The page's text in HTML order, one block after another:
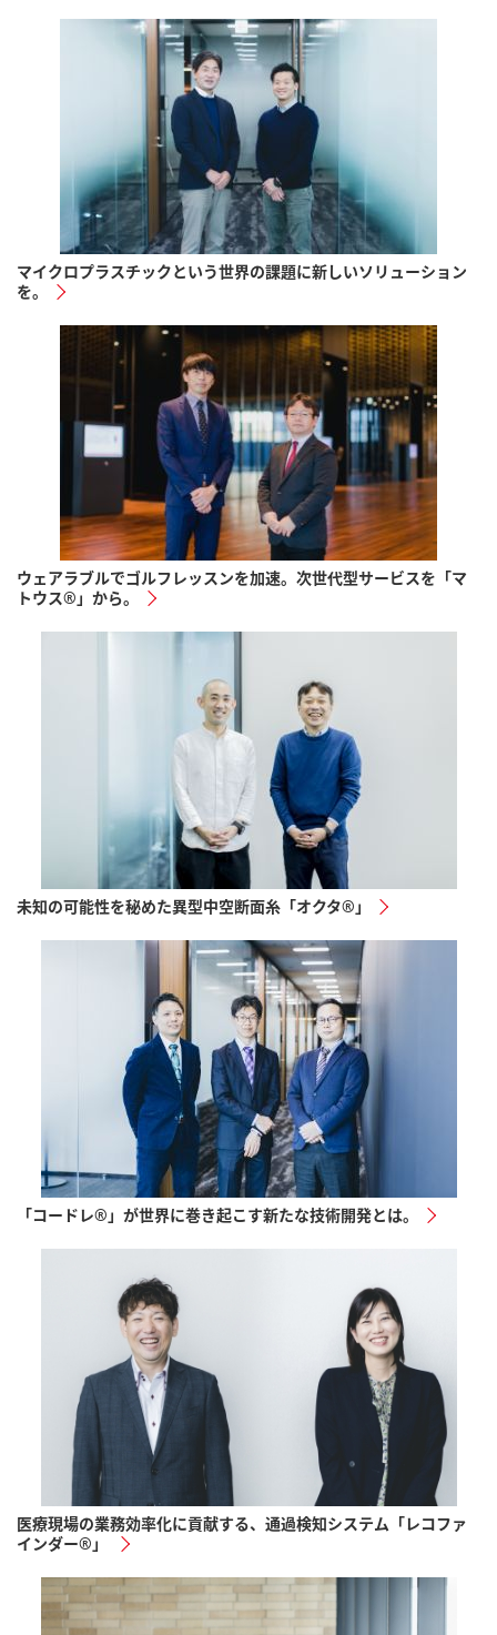
マイクロプラスチックという世界の課題に新しいソリューション
を。
ウェアラブルでゴルフレッスンを加速。次世代型サービスを「マ
トウス®」から。
未知の可能性を秘めた異型中空断面糸「オクタ®︎」
「コードレ®︎」が世界に巻き起こす新たな技術開発とは。
医療現場の業務効率化に貢献する、通過検知システム「レコファ
インダー®︎」